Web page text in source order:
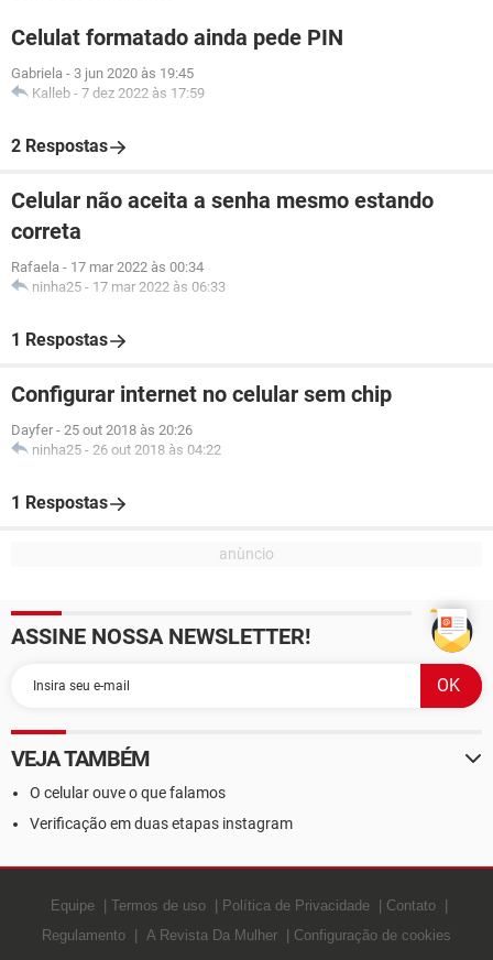
Celulat formatado ainda pede PIN
Gabriela - 3 jun 2020 às 19:45
Kalleb - 7 dez 2022 às 17:59
2 Respostas
Celular não aceita a senha mesmo estando
correta
Rafaela - 17 mar 2022 às 00:34
ninha25 - 17 mar 2022 às 06:33
1 Respostas
Configurar internet no celular sem chip
Dayfer - 25 out 2018 às 20:26
ninha25 - 26 out 2018 às 04:22
1 Respostas
ASSINE NOSSA NEWSLETTER!
VEJA TAMBÉM
O celular ouve o que falamos
Verificação em duas etapas instagram
Equipe Termos de uso Política de Privacidade
Contato
Regulamento
A Revista Da Mulher Configuração de cookies